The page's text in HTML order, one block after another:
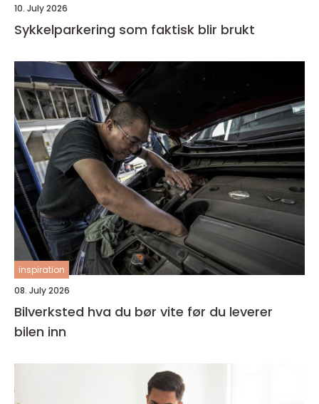
10. July 2026
Sykkelparkering som faktisk blir brukt
inspiration
08. July 2026
Bilverksted hva du bør vite før du leverer
bilen inn